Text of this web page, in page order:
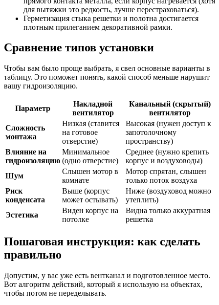
для вытяжки это редкость, лучше перестраховаться).
Герметизация стыка решетки и полотна достигается
плотным прилеганием декоративной рамки.
Сравнение типов установки
Чтобы вам было проще выбрать, я свел основные варианты в
таблицу. Это поможет понять, какой способ меньше нарушит
вашу гидроизоляцию.
Параметр
Накладной
вентилятор
Канальный (скрытый)
вентилятор
Сложность
монтажа
Низкая (ставится
на готовое
отверстие)
Высокая (нужен доступ к
запотолочному
пространству)
Влияние на
гидроизоляцию
Минимальное
(одно отверстие)
Среднее (нужно крепить
корпус и воздуховоды)
Шум
Слышен мотор в
комнате
Мотор спрятан, слышен
только поток воздуха
Риск
конденсата
Выше (корпус
может остывать)
Ниже (воздуховод можно
утеплить)
Эстетика
Виден корпус на
потолке
Видна только аккуратная
решетка
Пошаговая инструкция: как сделать
правильно
Допустим, у вас уже есть вентканал и подготовленное место.
Вот алгоритм действий, который я использую на объектах,
чтобы потом не переделывать.